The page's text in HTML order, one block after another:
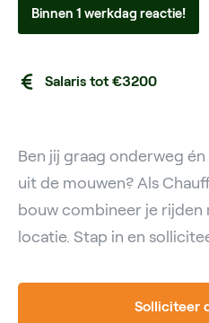
Binnen 1 werkdag reactie!
Salaris tot €3200
Ben jij graag onderweg
uit de mouwen? Als
bouw combineer je
locatie. Stap in en
Solliciteer